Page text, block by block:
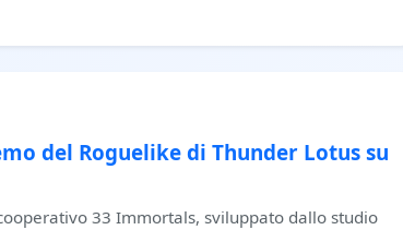
del Roguelike di Thunder Lotus su
33 Immortals, sviluppato dallo studio